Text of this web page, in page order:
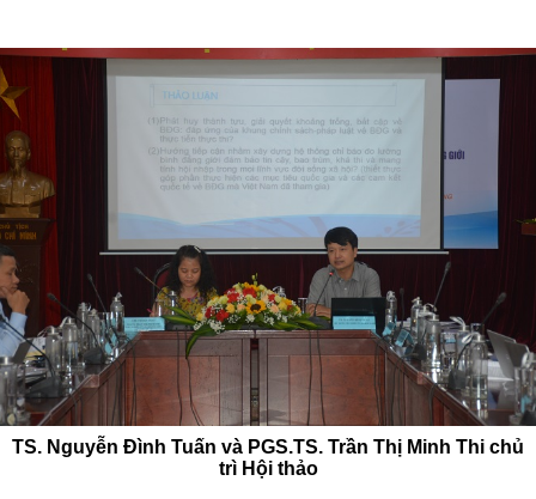
TS. Nguyễn Đình Tuấn và PGS.TS. Trần Thị Minh Thi chủ
trì Hội thảo